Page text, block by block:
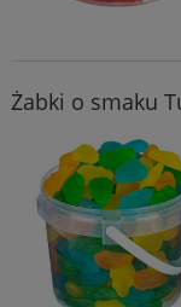
Żabki o smaku